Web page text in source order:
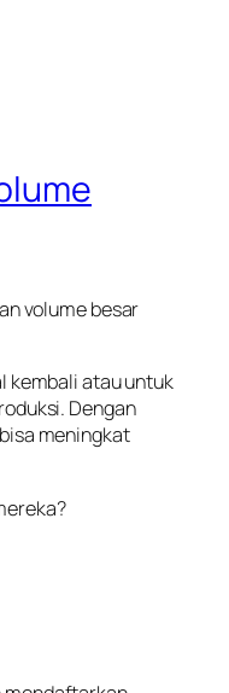
volume besar
kembali atau untuk
Dengan
meningkat